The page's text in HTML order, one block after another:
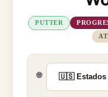
PUTTER
🌐